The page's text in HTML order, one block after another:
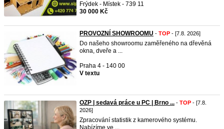
Frýdek - Místek - 739 11
30 000 Kč
PROVOZNÍ SHOWROOMU - TOP - [7.8. 2026]
Do našeho showroomu zaměřeného na dřevěná
okna, dveře a ...
Praha 4 - 140 00
V textu
OZP | sedavá práce u PC | Brno ... - TOP - [7.8.
2026]
Zpracování statistik z kamerového systému.
Nabízíme ve ...